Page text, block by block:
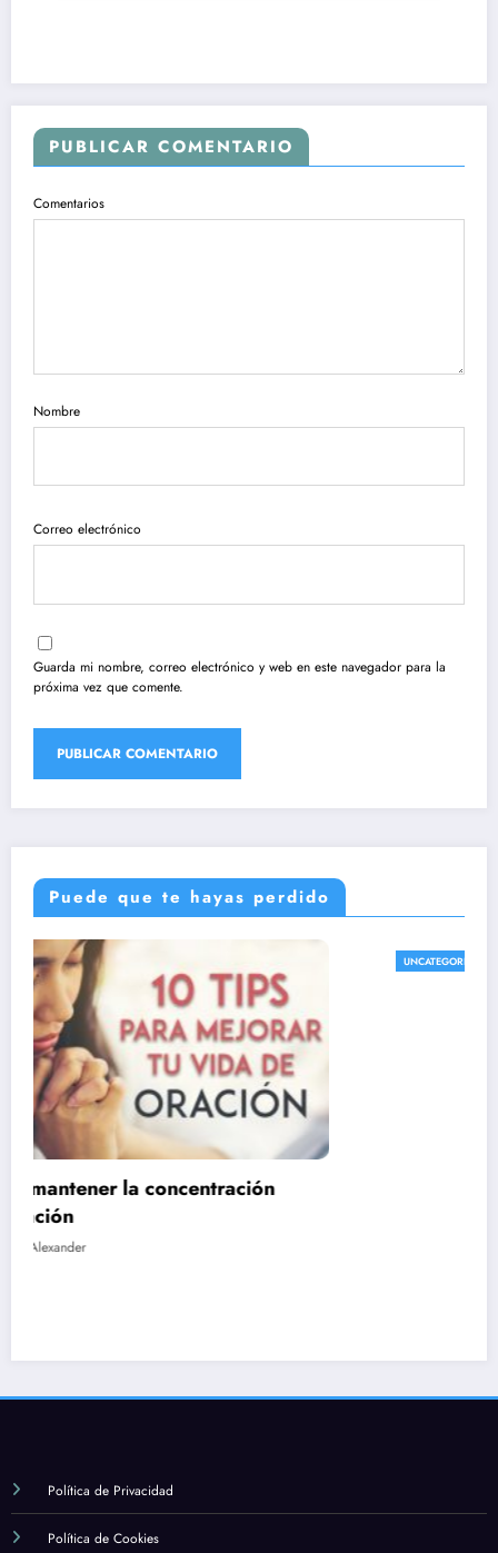
PUBLICAR COMENTARIO
Comentarios
Nombre
Correo electrónico
Guarda mi nombre, correo electrónico y web en este navegador para la
próxima vez que comente.
Puede que te hayas perdido
UNCATEGORIZED
Cuál es la importancia de la formación y el